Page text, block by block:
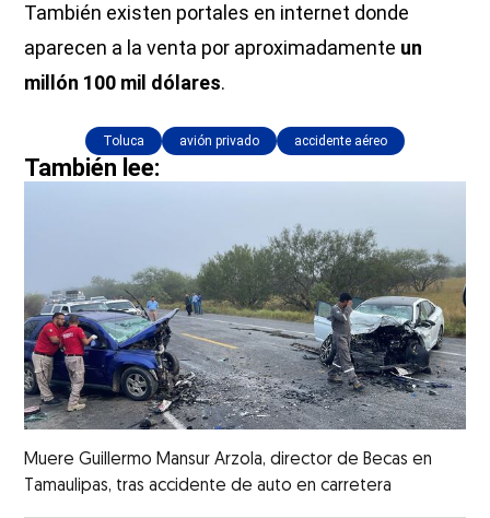
También existen portales en internet donde
aparecen a la venta por aproximadamente un
millón 100 mil dólares.
Toluca avión privado accidente aéreo
También lee:
Muere Guillermo Mansur Arzola, director de Becas en
Tamaulipas, tras accidente de auto en carretera